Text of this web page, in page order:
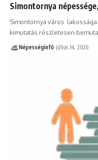
Simontornya
Simontornya város lakossága
kimutatás részletesen
Népességinfó július 14, 2026